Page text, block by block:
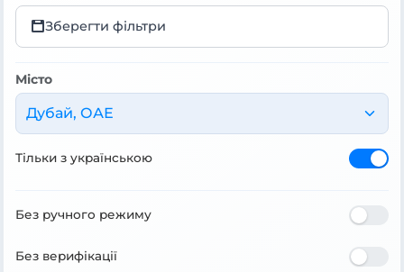
Зберегти фільтри
Місто
Дубай, ОАЕ
Тільки з українською
Без ручного режиму
Без верифікації